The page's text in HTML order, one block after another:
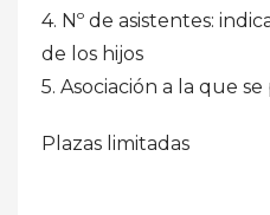
4. Nº de asistentes:
de los hijos
5. Asociación a la que
Plazas limitadas